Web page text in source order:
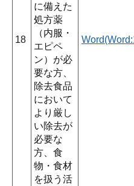
18
に備えた
処方薬
（内服・
エピペ
ン）が必
要な方、
除去食品
において
より厳し
い除去が
必要な
方、食
物・食材
を扱う活